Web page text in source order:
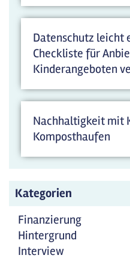
Datenschutz
Checkliste für
Kinderangeboten
Nachhaltigkeit mit
Komposthaufen
Kategorien
Finanzierung
Hintergrund
Interview